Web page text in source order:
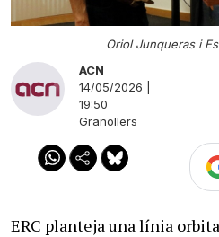
Oriol Junqueras i
ACN
14/05/2026 |
19:50
Granollers
ERC planteja una línia